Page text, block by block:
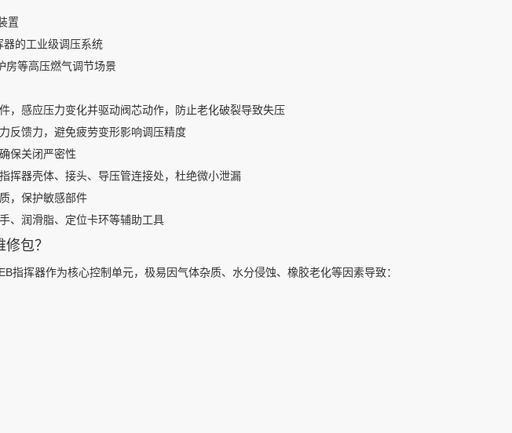
置
器的工业级调压系统
房等高压燃气调节场景
，感应压力变化并驱动阀芯动作，防止老化破裂导致失压
反馈力，避免疲劳变形影响调压精度
保关闭严密性
挥器壳体、接头、导压管连接处，杜绝微小泄漏
，保护敏感部件
、润滑脂、定位卡环等辅助工具
包？
指挥器作为核心控制单元，极易因气体杂质、水分侵蚀、橡胶老化等因素导致：